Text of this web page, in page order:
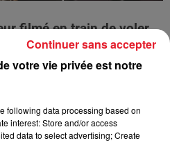
filmé en train de voler
émergent dans l'affaire
armé et une vidéo
votre vie privée est notre
following data processing based on
interest: Store and/or access
data to select advertising; Create
Continuer sans accepter